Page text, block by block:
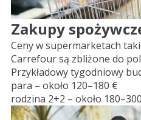
Zakupy
Ceny w supermarketach
Carrefour są zbliżone do
Przykładowy tygodniowy
para – około 120–180 €
rodzina 2+2 – około